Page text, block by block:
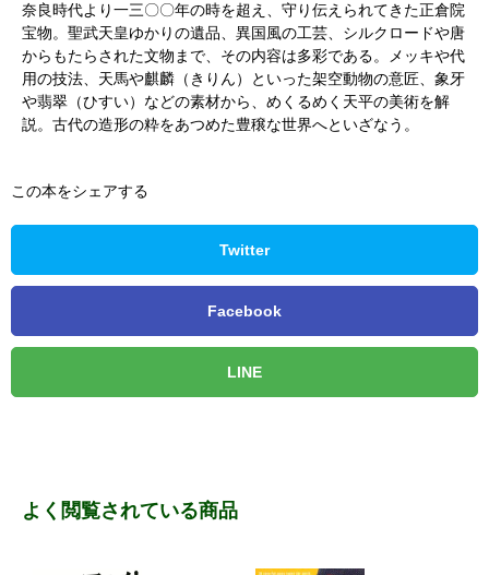
奈良時代より一三〇〇年の時を超え、守り伝えられてきた正倉院
宝物。聖武天皇ゆかりの遺品、異国風の工芸、シルクロードや唐
からもたらされた文物まで、その内容は多彩である。メッキや代
用の技法、天馬や麒麟（きりん）といった架空動物の意匠、象牙
や翡翠（ひすい）などの素材から、めくるめく天平の美術を解
説。古代の造形の粋をあつめた豊穣な世界へといざなう。
この本をシェアする
Twitter
Facebook
LINE
よく閲覧されている商品